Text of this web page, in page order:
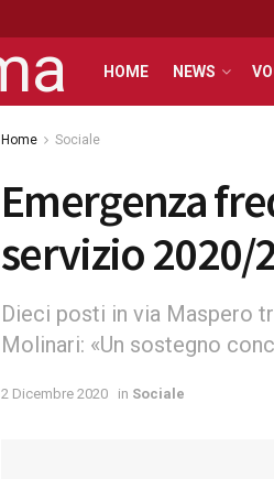
HOME NEWS
Home Sociale
Emergenza
servizio 2020/
Dieci posti in via Maspero
Molinari: «Un sostegno
2 Dicembre 2020 in Sociale